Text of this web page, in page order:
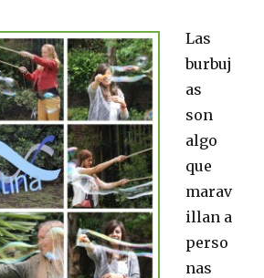
Las
burbuj
as
son
algo
que
marav
illan a
perso
nas